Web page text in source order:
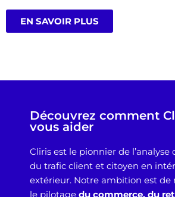
EN SAVOIR PLUS
Découvrez comment
vous aider
Cliris est le pionnier de l’analyse
du trafic client et citoyen en
extérieur. Notre ambition est de
le pilotage du commerce, du